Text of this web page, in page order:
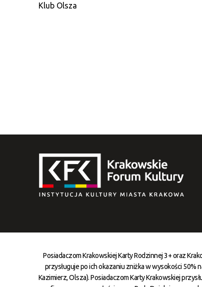
Klub Olsza
Posiadaczom Krakowskiej Karty Rodzinnej 3+ oraz
przysługuje po ich okazaniu zniżka w wysokości 50%
Kazimierz, Olsza). Posiadaczom Karty Krakowskiej